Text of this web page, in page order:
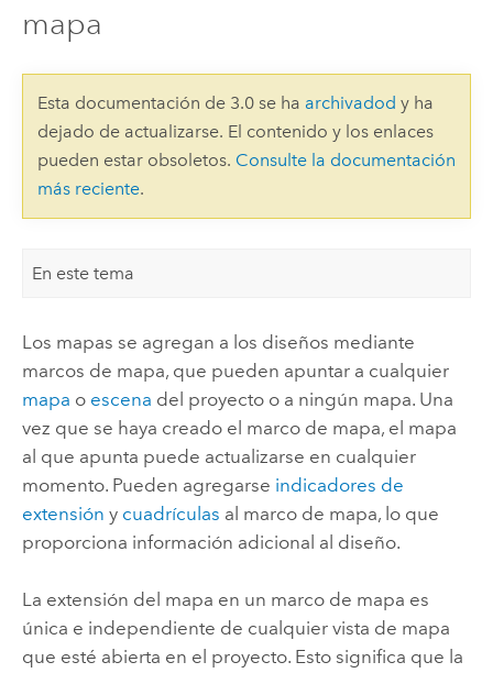
mapa
Esta documentación de 3.0 se ha archivadod y ha
dejado de actualizarse. El contenido y los enlaces
pueden estar obsoletos. Consulte la documentación
más reciente.
En este tema
Los mapas se agregan a los diseños mediante
marcos de mapa, que pueden apuntar a cualquier
mapa o escena del proyecto o a ningún mapa. Una
vez que se haya creado el marco de mapa, el mapa
al que apunta puede actualizarse en cualquier
momento. Pueden agregarse indicadores de
extensión y cuadrículas al marco de mapa, lo que
proporciona información adicional al diseño.
La extensión del mapa en un marco de mapa es
única e independiente de cualquier vista de mapa
que esté abierta en el proyecto. Esto significa que la